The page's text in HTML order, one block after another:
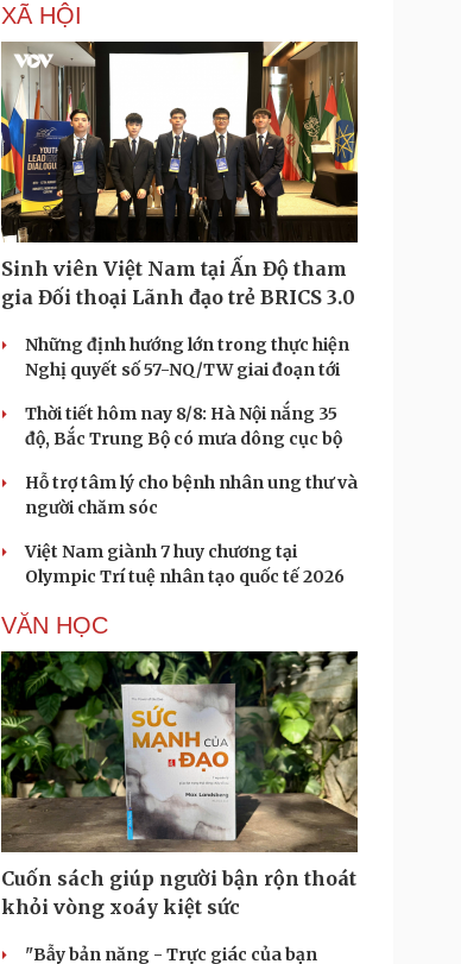
XÃ HỘI
Sinh viên Việt Nam tại Ấn Độ tham
gia Đối thoại Lãnh đạo trẻ BRICS 3.0
Những định hướng lớn trong thực hiện
Nghị quyết số 57-NQ/TW giai đoạn tới
Thời tiết hôm nay 8/8: Hà Nội nắng 35
độ, Bắc Trung Bộ có mưa dông cục bộ
Hỗ trợ tâm lý cho bệnh nhân ung thư và
người chăm sóc
Việt Nam giành 7 huy chương tại
Olympic Trí tuệ nhân tạo quốc tế 2026
VĂN HỌC
Cuốn sách giúp người bận rộn thoát
khỏi vòng xoáy kiệt sức
"Bẫy bản năng - Trực giác của bạn